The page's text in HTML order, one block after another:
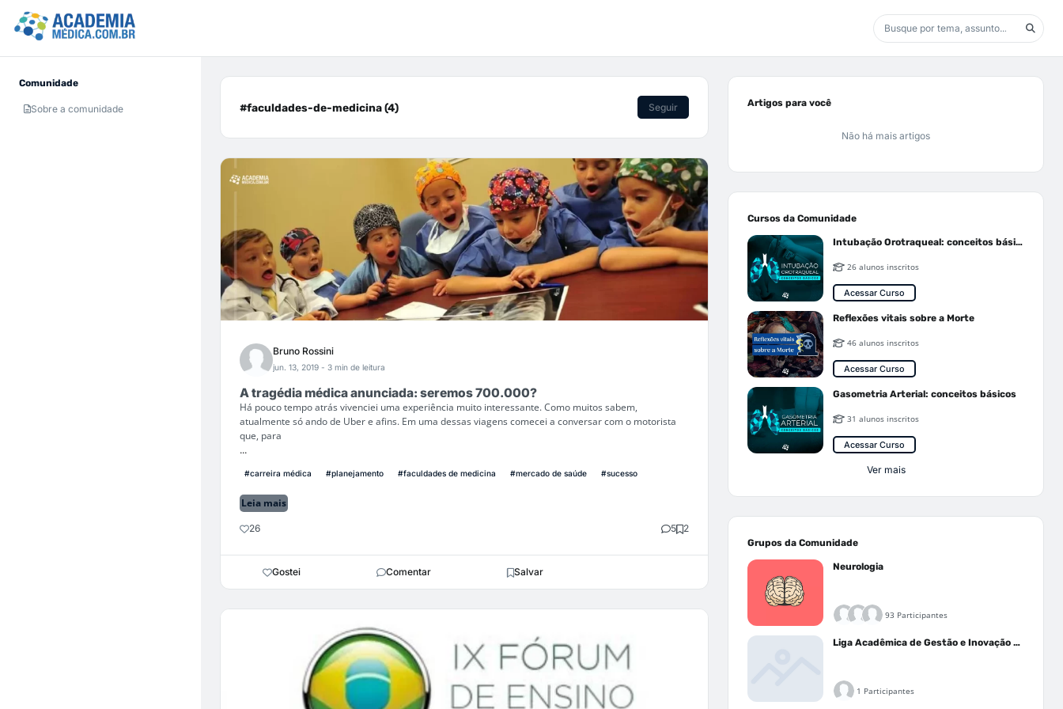
Comunidade
Sobre a comunidade #faculdades-de-medicina (4) Seguir
Bruno Rossini
jun. 13, 2019 - 3 min de leitura
A tragédia médica anunciada: seremos 700.000?
Há pouco tempo atrás vivenciei uma experiência muito interessante. Como muitos sabem,
atualmente só ando de Uber e afins. Em uma dessas viagens comecei a conversar com o motorista
que, para
...
#carreira médica #planejamento #faculdades de medicina #mercado de saúde #sucesso
Leia mais
26 5 2
Gostei Comentar Salvar
Artigos para você
Não há mais artigos
Cursos da Comunidade
Intubação Orotraqueal: conceitos básicos
26 alunos inscritos
Acessar Curso
Reflexões vitais sobre a Morte
46 alunos inscritos
Acessar Curso
Gasometria Arterial: conceitos básicos
31 alunos inscritos
Acessar Curso
Ver mais
Grupos da Comunidade
Neurologia
93 Participantes
Liga Acadêmica de Gestão e Inovação Médica - LAGIM
1 Participantes